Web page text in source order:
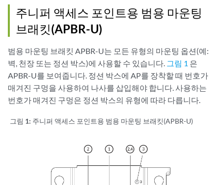
주니퍼 액세스 포인트용 범용 마운팅
브래킷(APBR-U)
범용 마운팅 브래킷 APBR-U는 모든 유형의 마운팅 옵션(예:
벽, 천장 또는 정션 박스)에 사용할 수 있습니다. 그림 1 은
APBR-U를 보여줍니다. 정션 박스에 AP를 장착할 때 번호가
매겨진 구멍을 사용하여 나사를 삽입해야 합니다. 사용하는
번호가 매겨진 구멍은 정션 박스의 유형에 따라 다릅니다.
그림 1: 주니퍼 액세스 포인트용 범용 마운팅 브래킷(APBR-U)